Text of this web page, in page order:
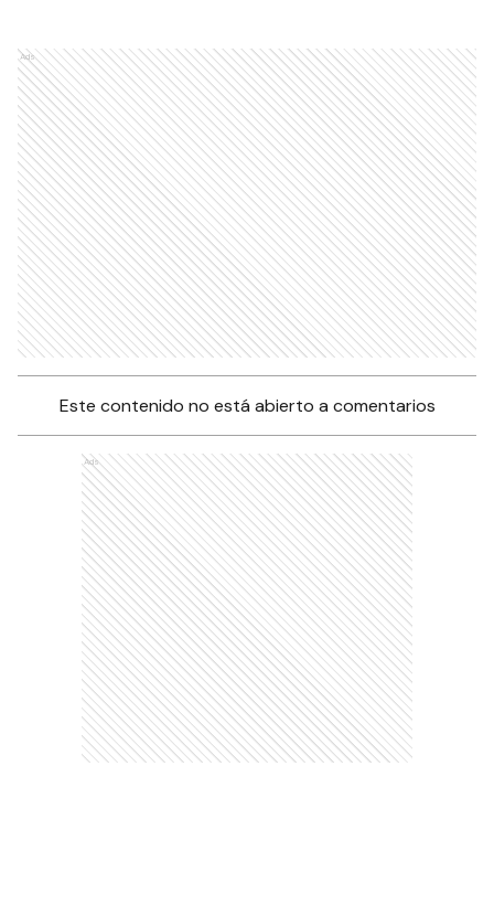
Ads
Este contenido no está abierto a comentarios
Ads